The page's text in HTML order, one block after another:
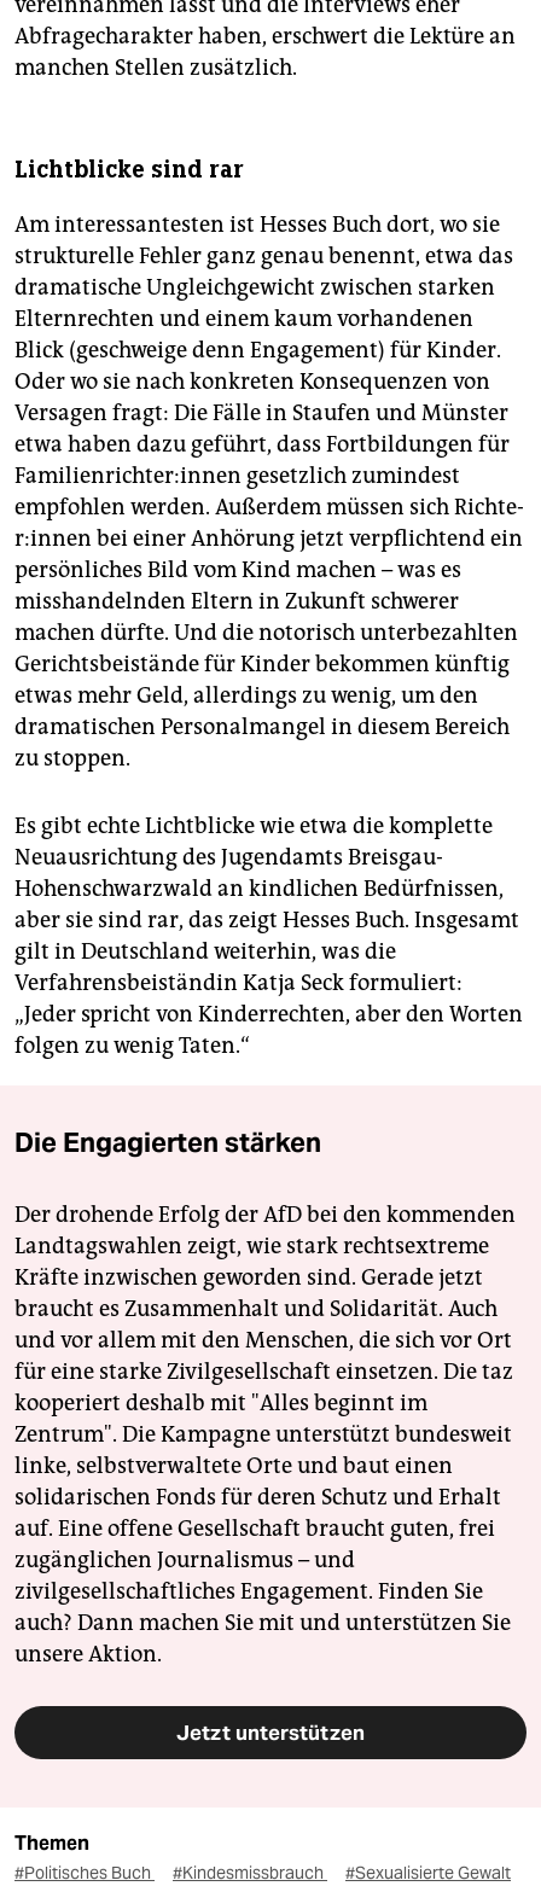
vereinnahmen lässt und die Interviews eher
Abfragecharakter haben, erschwert die Lektüre an
manchen Stellen zusätzlich.
Lichtblicke sind rar
Am interessantesten ist Hesses Buch dort, wo sie
strukturelle Fehler ganz genau benennt, etwa das
dramatische Ungleichgewicht zwischen starken
Elternrechten und einem kaum vorhandenen
Blick (geschweige denn Engagement) für Kinder.
Oder wo sie nach konkreten Konsequenzen von
Versagen fragt: Die Fälle in Staufen und Münster
etwa haben dazu geführt, dass Fortbildungen für
Fa­mi­li­en­rich­te­r:in­nen gesetzlich zumindest
empfohlen werden. Außerdem müssen sich Rich­te­
r:in­nen bei einer Anhörung jetzt verpflichtend ein
persönliches Bild vom Kind machen – was es
misshandelnden Eltern in Zukunft schwerer
machen dürfte. Und die notorisch unterbezahlten
Gerichtsbeistände für Kinder bekommen künftig
etwas mehr Geld, allerdings zu wenig, um den
dramatischen Personalmangel in diesem Bereich
zu stoppen.
Es gibt echte Lichtblicke wie etwa die komplette
Neuausrichtung des Jugendamts Breisgau-
Hohenschwarzwald an kindlichen Bedürfnissen,
aber sie sind rar, das zeigt Hesses Buch. Insgesamt
gilt in Deutschland weiterhin, was die
Verfahrensbeiständin Katja Seck formuliert:
„Jeder spricht von Kinderrechten, aber den Worten
folgen zu wenig Taten.“
Die Engagierten stärken
Der drohende Erfolg der AfD bei den kommenden
Landtagswahlen zeigt, wie stark rechtsextreme
Kräfte inzwischen geworden sind. Gerade jetzt
braucht es Zusammenhalt und Solidarität. Auch
und vor allem mit den Menschen, die sich vor Ort
für eine starke Zivilgesellschaft einsetzen. Die taz
kooperiert deshalb mit "Alles beginnt im
Zentrum". Die Kampagne unterstützt bundesweit
linke, selbstverwaltete Orte und baut einen
solidarischen Fonds für deren Schutz und Erhalt
auf. Eine offene Gesellschaft braucht guten, frei
zugänglichen Journalismus – und
zivilgesellschaftliches Engagement. Finden Sie
auch? Dann machen Sie mit und unterstützen Sie
unsere Aktion.
Jetzt unterstützen
Themen
#Politisches Buch #Kindesmissbrauch
#Sexualisierte Gewalt